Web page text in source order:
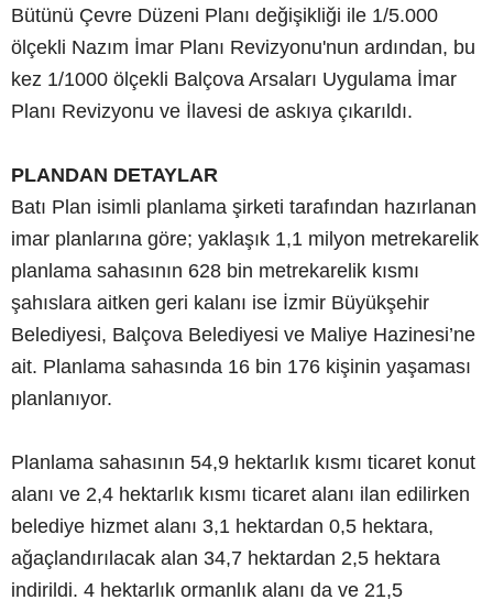
Bütünü Çevre Düzeni Planı değişikliği ile 1/5.000
ölçekli Nazım İmar Planı Revizyonu'nun ardından, bu
kez 1/1000 ölçekli Balçova Arsaları Uygulama İmar
Planı Revizyonu ve İlavesi de askıya çıkarıldı.
PLANDAN DETAYLAR
Batı Plan isimli planlama şirketi tarafından hazırlanan
imar planlarına göre; yaklaşık 1,1 milyon metrekarelik
planlama sahasının 628 bin metrekarelik kısmı
şahıslara aitken geri kalanı ise İzmir Büyükşehir
Belediyesi, Balçova Belediyesi ve Maliye Hazinesi’ne
ait. Planlama sahasında 16 bin 176 kişinin yaşaması
planlanıyor.
Planlama sahasının 54,9 hektarlık kısmı ticaret konut
alanı ve 2,4 hektarlık kısmı ticaret alanı ilan edilirken
belediye hizmet alanı 3,1 hektardan 0,5 hektara,
ağaçlandırılacak alan 34,7 hektardan 2,5 hektara
indirildi. 4 hektarlık ormanlık alanı da ve 21,5